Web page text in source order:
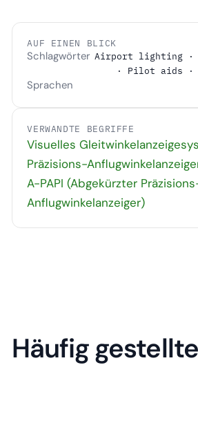
AUF EINEN BLICK
Schlagwörter Airport lighting ·
· Pilot aids ·
Sprachen
VERWANDTE BEGRIFFE
Visuelles
Präzisions-
A-PAPI (Abgekürzter
Anflugwinkelanzeiger)
Häufig